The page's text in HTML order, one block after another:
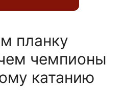
планку
чемпионы
катанию